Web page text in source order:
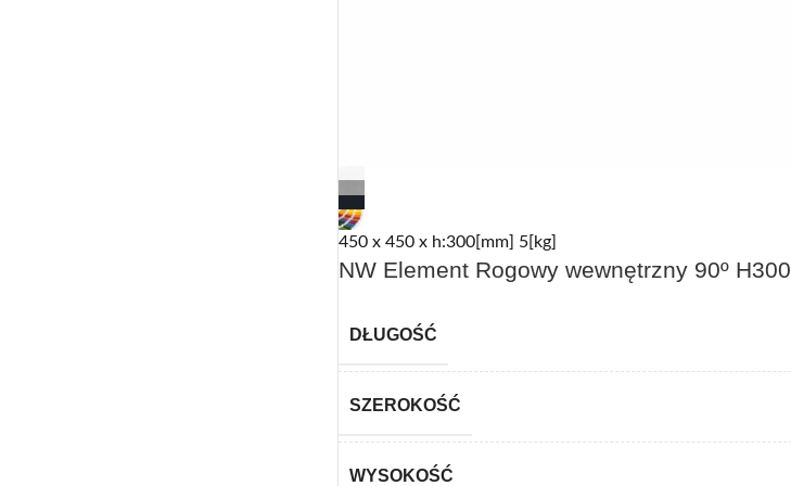
450 x 450 x h:300[mm] 5[kg]
NW Element Rogowy wewnętrzny 90º H300
DŁUGOŚĆ
SZEROKOŚĆ
WYSOKOŚĆ